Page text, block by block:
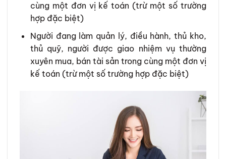
cùng một đơn vị kế toán (trừ một số trường
hợp đặc biệt)
Người đang làm quản lý, điều hành, thủ kho,
thủ quỹ, người được giao nhiệm vụ thường
xuyên mua, bán tài sản trong cùng một đơn vị
kế toán (trừ một số trường hợp đặc biệt)